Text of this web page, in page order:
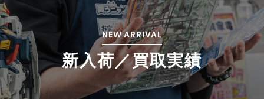
NEW ARRIVAL
新入荷／買取実績